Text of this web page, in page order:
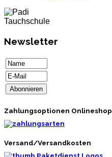
Newsletter
Zahlungsoptionen Onlineshop
Versand/Versandkosten